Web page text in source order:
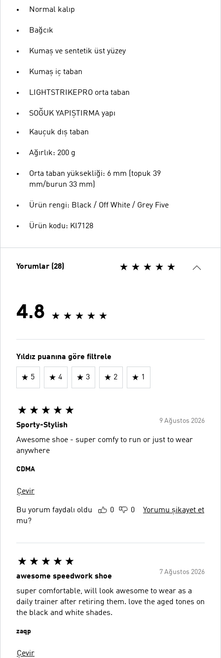
Normal kalıp
Bağcık
Kumaş ve sentetik üst yüzey
Kumaş iç taban
LIGHTSTRIKEPRO orta taban
SOĞUK YAPIŞTIRMA yapı
Kauçuk dış taban
Ağırlık: 200 g
Orta taban yüksekliği: 6 mm (topuk 39
mm/burun 33 mm)
Ürün rengi: Black / Off White / Grey Five
Ürün kodu: KI7128
Yorumlar (28)
4.8
Yıldız puanına göre filtrele
5 4 3 2 1
9 Ağustos 2026
Sporty-Stylish
Awesome shoe - super comfy to run or just to wear
anywhere
CDMA
Çevir
Bu yorum faydalı oldu
mu?
0 0 Yorumu şikayet et
7 Ağustos 2026
awesome speedwork shoe
super comfortable, will look awesome to wear as a
daily trainer after retiring them. love the aged tones on
the black and white shades.
zaqp
Çevir